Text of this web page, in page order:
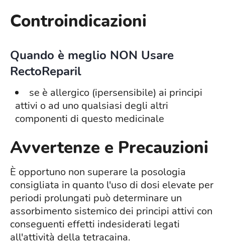
Controindicazioni
Quando è meglio NON Usare
RectoReparil
se è allergico (ipersensibile) ai principi
attivi o ad uno qualsiasi degli altri
componenti di questo medicinale
Avvertenze e Precauzioni
È opportuno non superare la posologia
consigliata in quanto l'uso di dosi elevate per
periodi prolungati può determinare un
assorbimento sistemico dei principi attivi con
conseguenti effetti indesiderati legati
all'attività della tetracaina.